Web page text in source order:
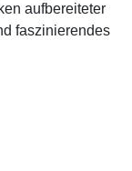
aufbereiteter
faszinierendes